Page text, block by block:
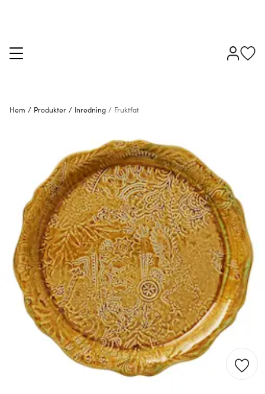
Hem / Produkter / Inredning / Fruktfat